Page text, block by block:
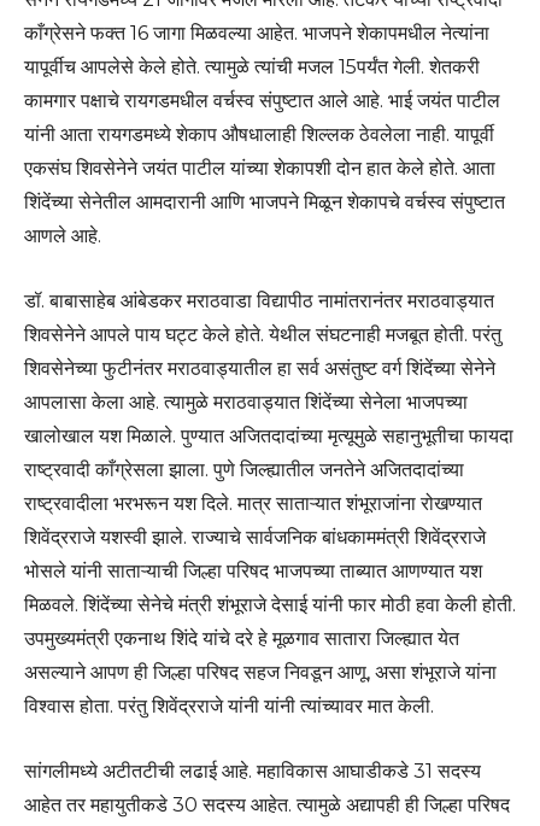
काँग्रेसने फक्त 16 जागा मिळवल्या आहेत. भाजपने शेकापमधील नेत्यांना
यापूर्वीच आपलेसे केले होते. त्यामुळे त्यांची मजल 15पर्यंत गेली. शेतकरी
कामगार पक्षाचे रायगडमधील वर्चस्व संपुष्टात आले आहे. भाई जयंत पाटील
यांनी आता रायगडमध्ये शेकाप औषधालाही शिल्लक ठेवलेला नाही. यापूर्वी
एकसंघ शिवसेनेने जयंत पाटील यांच्या शेकापशी दोन हात केले होते. आता
शिंदेंच्या सेनेतील आमदारानी आणि भाजपने मिळून शेकापचे वर्चस्व संपुष्टात
आणले आहे.
डॉ. बाबासाहेब आंबेडकर मराठवाडा विद्यापीठ नामांतरानंतर मराठवाड्यात
शिवसेनेने आपले पाय घट्ट केले होते. येथील संघटनाही मजबूत होती. परंतु
शिवसेनेच्या फुटीनंतर मराठवाड्यातील हा सर्व असंतुष्ट वर्ग शिंदेंच्या सेनेने
आपलासा केला आहे. त्यामुळे मराठवाड्यात शिंदेंच्या सेनेला भाजपच्या
खालोखाल यश मिळाले. पुण्यात अजितदादांच्या मृत्यूमुळे सहानुभूतीचा फायदा
राष्ट्रवादी काँग्रेसला झाला. पुणे जिल्ह्यातील जनतेने अजितदादांच्या
राष्ट्रवादीला भरभरून यश दिले. मात्र साताऱ्यात शंभूराजांना रोखण्यात
शिवेंद्रराजे यशस्वी झाले. राज्याचे सार्वजनिक बांधकाममंत्री शिवेंद्रराजे
भोसले यांनी साताऱ्याची जिल्हा परिषद भाजपच्या ताब्यात आणण्यात यश
मिळवले. शिंदेंच्या सेनेचे मंत्री शंभूराजे देसाई यांनी फार मोठी हवा केली होती.
उपमुख्यमंत्री एकनाथ शिंदे यांचे दरे हे मूळगाव सातारा जिल्ह्यात येत
असल्याने आपण ही जिल्हा परिषद सहज निवडून आणू, असा शंभूराजे यांना
विश्वास होता. परंतु शिवेंद्रराजे यांनी यांनी त्यांच्यावर मात केली.
सांगलीमध्ये अटीतटीची लढाई आहे. महाविकास आघाडीकडे 31 सदस्य
आहेत तर महायुतीकडे 30 सदस्य आहेत. त्यामुळे अद्यापही ही जिल्हा परिषद